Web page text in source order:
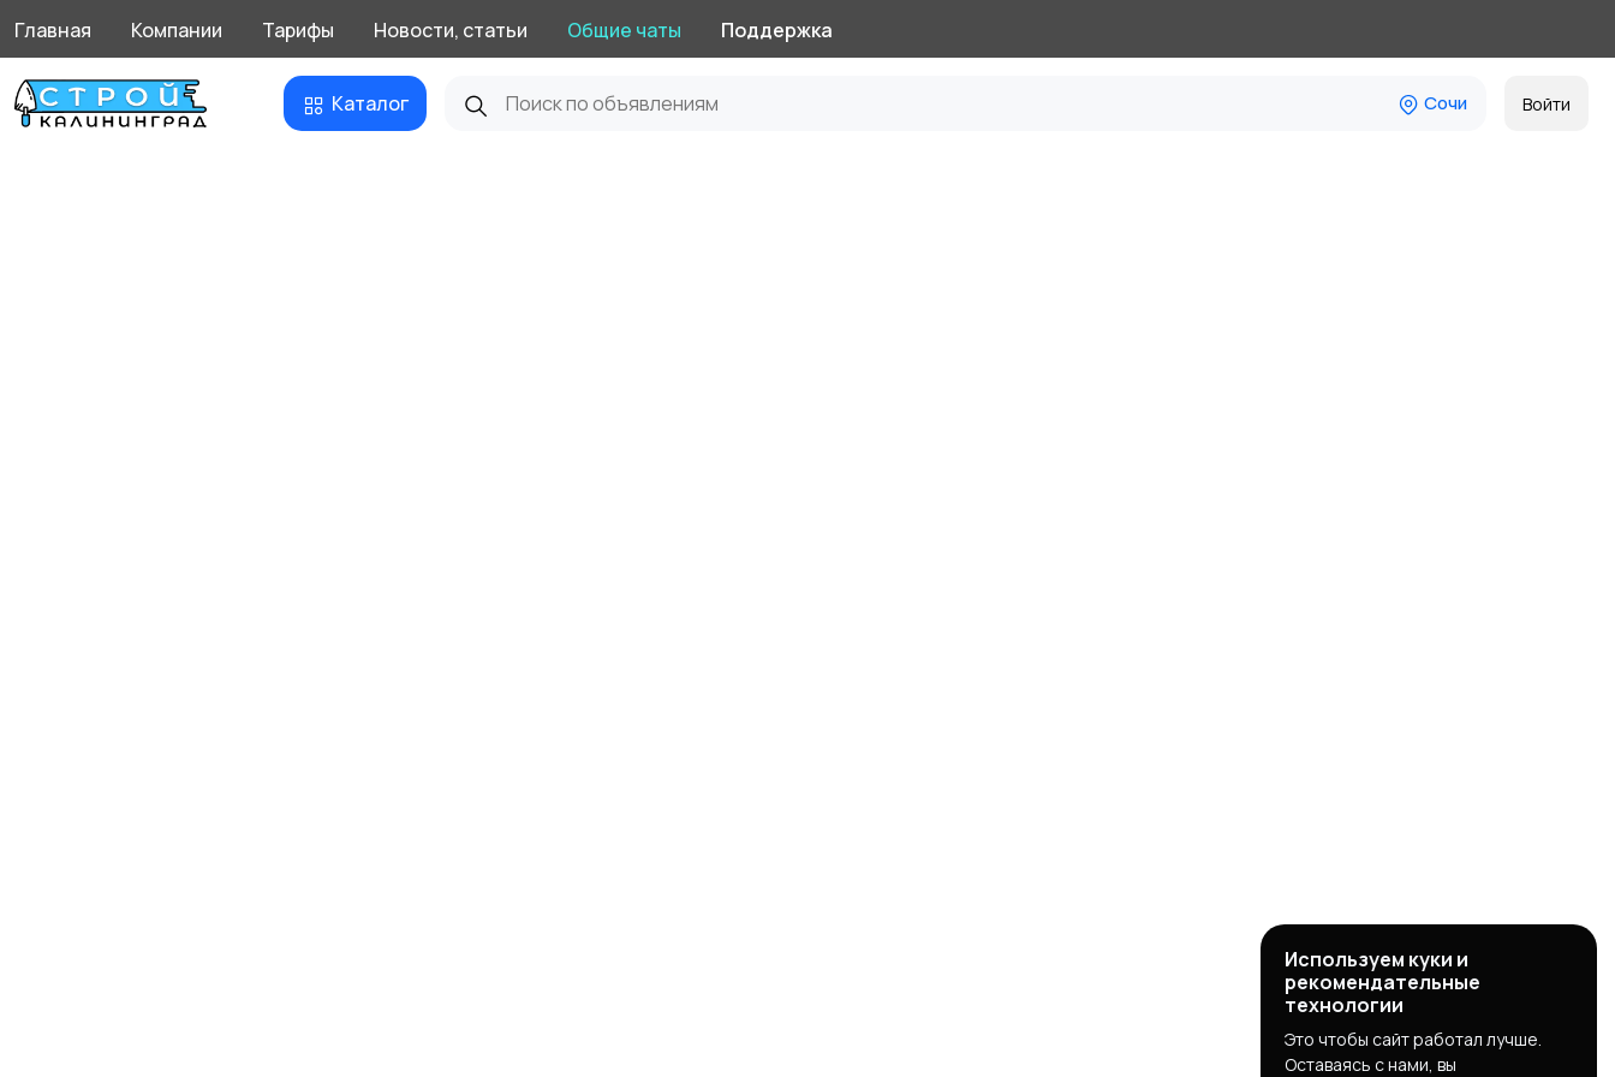
Главная Компании Тарифы Новости, статьи Общие чаты Поддержка
Каталог Сочи Войти
Используем куки и
рекомендательные
технологии
Это чтобы сайт работал лучше.
Оставаясь с нами, вы